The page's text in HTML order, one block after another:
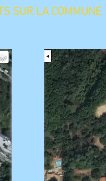
SUR LA COMMUNE